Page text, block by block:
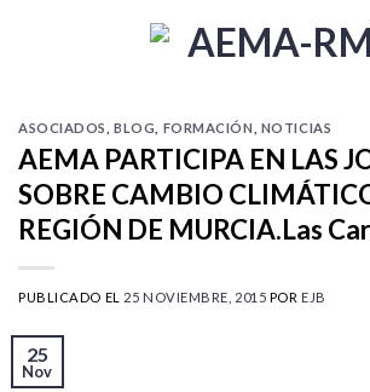
ASOCIADOS ,BLOG FORMACIÓN NOTICIAS
AEMA PARTICIPA EN LAS
SOBRE CAMBIO
REGIÓN DE MURCIA.Las
PUBLICADO EL 25 NOVIEMBRE, 2015 POR EJB
25
Nov